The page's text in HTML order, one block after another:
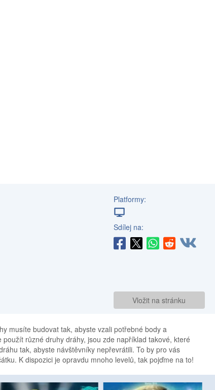
Platformy:
Sdílej na:
Vložit na stránku
musíte budovat tak, abyste vzali potřebné body a
různé druhy dráhy, jsou zde například takové, které
tak, abyste návštěvníky nepřevrátili. To by pro vás
K dispozici je opravdu mnoho levelů, tak pojďme na to!